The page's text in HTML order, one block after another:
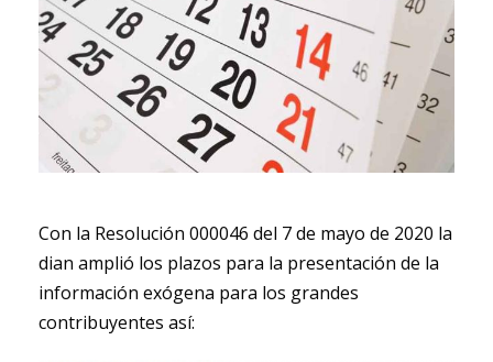
Con la Resolución 000046 del 7 de mayo de 2020 la
dian amplió los plazos para la presentación de la
información exógena para los grandes
contribuyentes así: